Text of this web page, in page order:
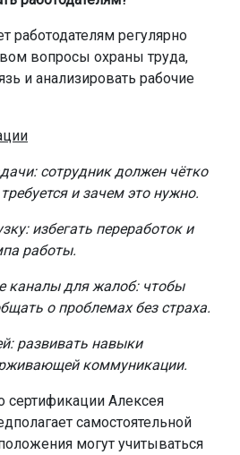
работодателям регулярно
вопросы охраны труда,
и анализировать рабочие
сотрудник должен чётко
и зачем это нужно.
избегать переработок и
работы.
каналы для жалоб: чтобы
о проблемах без страха.
развивать навыки
коммуникации.
сертификации Алексея
самостоятельной
могут учитываться